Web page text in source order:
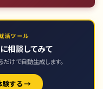
活ツール
相談してみて
けで自動生成します。
験する →